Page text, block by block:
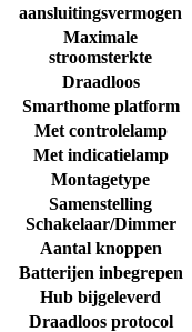
aansluitingsvermogen
Maximale
stroomsterkte
Draadloos
Smarthome platform
Met controlelamp
Met indicatielamp
Montagetype
Samenstelling
Schakelaar/Dimmer
Aantal knoppen
Batterijen inbegrepen
Hub bijgeleverd
Draadloos protocol